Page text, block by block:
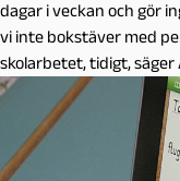
dagar i veckan och gör
vi inte bokstäver med
skolarbetet, tidigt, säger